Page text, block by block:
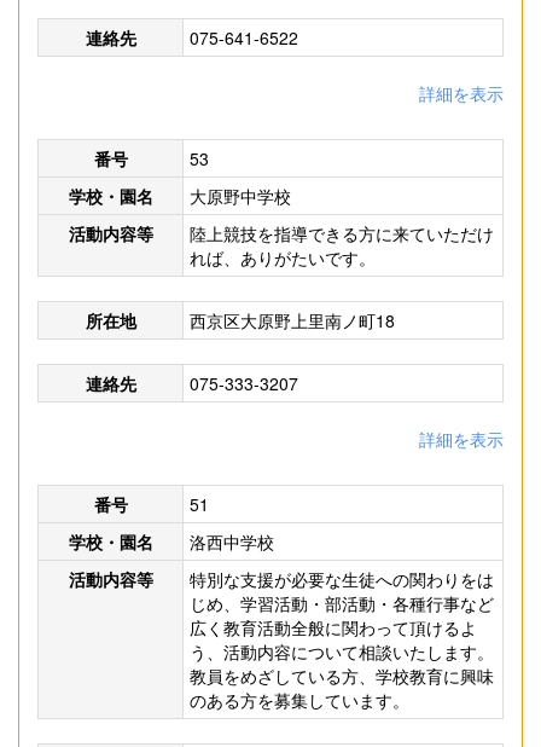
連絡先 075-641-6522
詳細を表示
番号
53
学校・園名
大原野中学校
活動内容等
陸上競技を指導できる方に来ていただけ
れば、ありがたいです。
所在地 西京区大原野上里南ノ町18
連絡先 075-333-3207
詳細を表示
番号
51
学校・園名
洛西中学校
活動内容等
特別な支援が必要な生徒への関わりをは
じめ、学習活動・部活動・各種行事など
広く教育活動全般に関わって頂けるよ
う、活動内容について相談いたします。
教員をめざしている方、学校教育に興味
のある方を募集しています。